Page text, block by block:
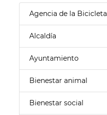
Agencia de la Bicicleta
Alcaldía
Ayuntamiento
Bienestar animal
Bienestar social